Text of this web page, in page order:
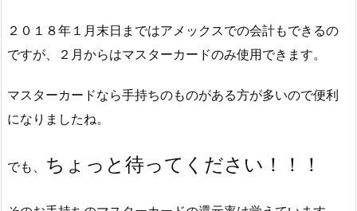
２０１８年１月末日まではアメックスでの会計もできるの
ですが、２月からはマスターカードのみ使用できます。
マスターカードなら手持ちのものがある方が多いので便利
になりましたね。
でも、 ちょっと待ってください！！！